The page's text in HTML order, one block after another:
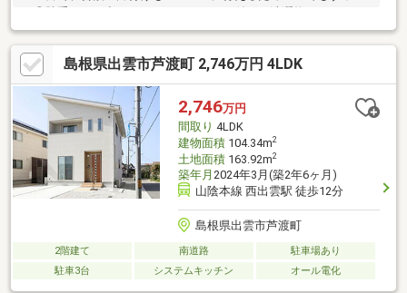
り、スノータイヤを置いたり色々な用途で使用できます☆オール
電化仕様に太陽光設備も搭載で光熱費がお得になります！見学会
で使用する物件のため、・エアコン4台・全室カーテン・テレビ・
テレビボード・ソファ・ローテーブル・ダイニングセット以上を
そのままお引渡し致します♪
島根県出雲市芦渡町 2,746万円 4LDK
2,746万円
間取り 4LDK
建物面積104.34m2
土地面積163.92m2
築年月 2024年3月(築2年6ヶ月)
山陰本線 西出雲駅 徒歩12分
島根県出雲市芦渡町
2階建て 南道路
駐車場あり
駐車3台
システムキッチン オール電化